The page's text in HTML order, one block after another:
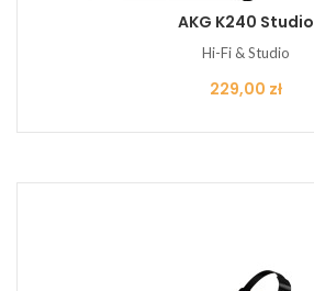
AKG K240 Studio
Hi-Fi & Studio
Cena
229,00 zł